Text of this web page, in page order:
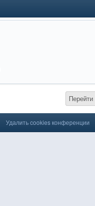
Перейти
Удалить cookies конференции